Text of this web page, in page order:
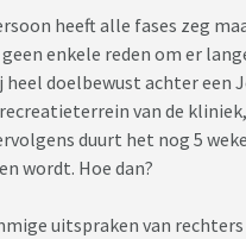
heeft alle fases zeg
enkele reden om er
heel doelbewust achter een
van de
duurt het nog 5
wordt. Hoe dan?
uitspraken van